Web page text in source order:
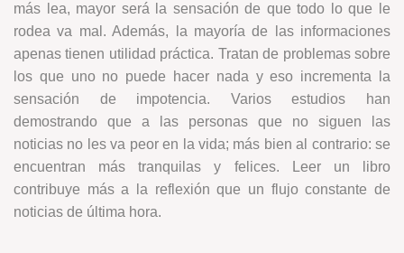
más lea, mayor será la sensación de que todo lo que le
rodea va mal. Además, la mayoría de las informaciones
apenas tienen utilidad práctica. Tratan de problemas sobre
los que uno no puede hacer nada y eso incrementa la
sensación de impotencia. Varios estudios han
demostrando que a las personas que no siguen las
noticias no les va peor en la vida; más bien al contrario: se
encuentran más tranquilas y felices. Leer un libro
contribuye más a la reflexión que un flujo constante de
noticias de última hora.